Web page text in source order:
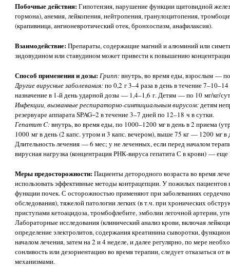
Побочные действия:Гипотензия, нарушение функции щитовидной
гормона), анемия, лейкопения, нейтропения, гранулоцитопения,
(крапивница, ангионевротический отек, бронхоспазм, анафилаксия).
Взаимодействие:Препараты, содержащие магний и алюминий или
зидовудином или ставудином может привести к повышению
Способ применения и дозы: Грипп:внутрь, во время еды, взрослым —
Другие вирусные заболевания:по 0,2 г 3–4 раза в день в течение
назначение в 1-й день ударной дозы — 1,4–1,6 г. Детям — по 10 мг/кг/
Инфекции, вызванные респираторно-синтициальным вирусом: детям
резервуаре аппарата SPAG−2 в течение 3–7 дней по 12–18 ч в сутки.
Гепатит C:внутрь, во время еды, по 1000–1200 мг в день в 2 приема
1000 мг в день (2 капс. утром и 3 капс. вечером), выше 75 кг — 1200 мг в
Длительность лечения — 6 мес; у не леченных, если перед началом
вирусная нагрузка (концентрация РНК-вируса гепатита С в крови) — еще
Меры предосторожности:Пациенты детородного возраста во время
использовать эффективные методы контрацепции. У пожилых пациентов
функции почек. С осторожностью применяют при заболеваниях
обследования), тяжелой патологии легких (в т.ч. при хронических
приступами кетоацидоза, тромбофлебите, эмболии легочной артерии,
Лабораторные исследования (клинический анализ крови, включая
определение электролитов, содержания креатинина сыворотки,
началом лечения, затем на 2 и 4 неделе, и далее регулярно, по мере
сонливость или дезориентацию во время терапии, следует отказаться
механизмами.